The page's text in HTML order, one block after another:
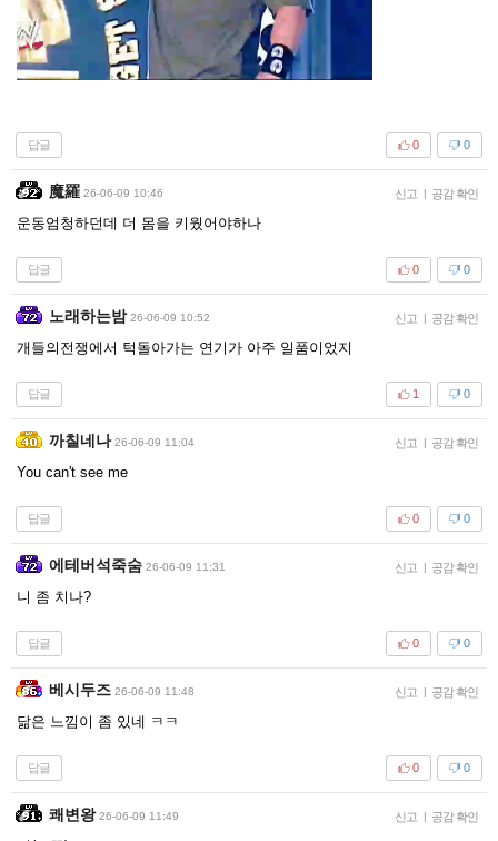
답글 0
0
魔羅 26-06-09 10:46 신고 | 공감 확인
운동엄청하던데 더 몸을 키웠어야하나
답글 0
0
노래하는밤 26-06-09 10:52 신고 | 공감 확인
개들의전쟁에서 턱돌아가는 연기가 아주 일품이었지
답글 0
1
까칠네나 26-06-09 11:04 신고 | 공감 확인
You can't see me
답글 0
0
에테버석죽숨 26-06-09 11:31 신고 | 공감 확인
니 좀 치나?
답글 0
0
베시두즈 26-06-09 11:48 신고 | 공감 확인
닮은 느낌이 좀 있네 ㅋㅋ
답글 0
0
쾌변왕 26-06-09 11:49 신고 | 공감 확인